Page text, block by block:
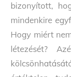
bizonyított,
mindenkire
Hogy miért
létezését?